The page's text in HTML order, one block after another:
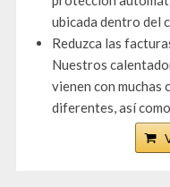
ubicada dentro del
Reduzca las
Nuestros
vienen con muchas
diferentes, así